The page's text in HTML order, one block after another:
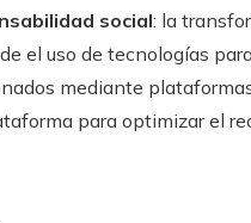
social: la
el uso de tecnologías
mediante
para optimizar el